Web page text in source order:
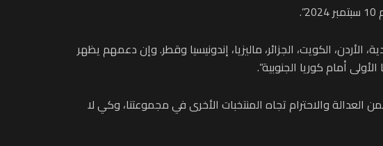
الكويت، الجزائر، ماليزيا، إندونيسيا وقطر. وإن دعمهم يظهر
أمام كوريا الجنوبية”.
والاحترام تجاه المنتخبات الأخرى في مجموعتنا، وكي لا